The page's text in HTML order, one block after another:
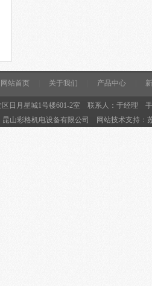
网站首页 关于我们 产品中心
日月星城1号楼601-2室 联系人：于经理 手
昆山彩格机电设备有限公司 网站技术支持：